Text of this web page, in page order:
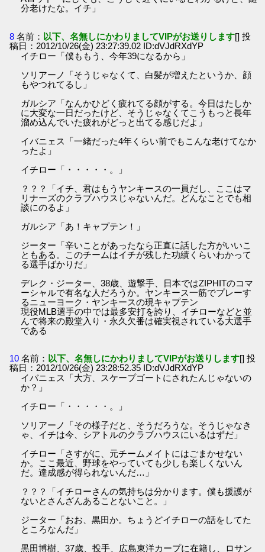
分老けたな。イチ」
8 名前： 以下、名無しにかわりましてVIPがお送りします[] 投
稿日：2012/10/26(金) 23:27:39.02 ID:dVJdRXdYP
イチロー「僕ももう、今年39になるから」
ソリアーノ「そうじゃなくて、白髪が増えたというか、顔
もやつれてるし」
ガルシア「なんかひどく疲れてる顔がする。今日はたしか
に大変な一日だったけど、そうじゃなくてこうもっと長年
溜め込んでいた疲れがどっと出てる感じだよ」
イバニェス「一緒だった4年くらい前でもこんな老けてなか
ったよ」
イチロー「・・・・・。」
？？？「イチ、君はもうヤンキースの一員だし、ここはマ
リナーズのクラブハウスじゃないんだ。どんなことでも相
談にのるよ」
ガルシア「あ！キャプテン！」
ジーター「辛いことがあったなら正直に話した方がいいこ
ともある。このチームはイチが残した功績くらいわかって
る選手ばかりだ」
デレク・ジーター、38歳、遊撃手、日本ではZIPHITのコマ
ーシャルで有名な人だろうか。ヤンキース一筋でプレーす
るニューヨーク・ヤンキースの現キャプテン
現役MLB選手の中では最多安打を誇り、イチローなどと並
んで将来の殿堂入り・永久欠番は確実視されている大選手
である
10 名前： 以下、名無しにかわりましてVIPがお送りします[] 投
稿日：2012/10/26(金) 23:28:52.35 ID:dVJdRXdYP
イバニェス「大方、スケープゴートにされたんじゃないの
か？」
イチロー「・・・・・。」
ソリアーノ「その様子だと、そうだろうな。そうじゃなき
ゃ、イチは今、シアトルのクラブハウスにいるはずだ」
イチロー「さすがに、元チームメイトにはごまかせない
か。ここ最近、野球をやっていても少しも楽しくないん
だ。達成感が得られないんだ…」
？？？「イチローさんの気持ちは分かります。僕も援護が
ないとさんざんあることないこと。」
ジーター「おお、黒田か。ちょうどイチローの話をしてた
ところなんだ」
黒田博樹、37歳、投手、広島東洋カープに在籍し、ロサン